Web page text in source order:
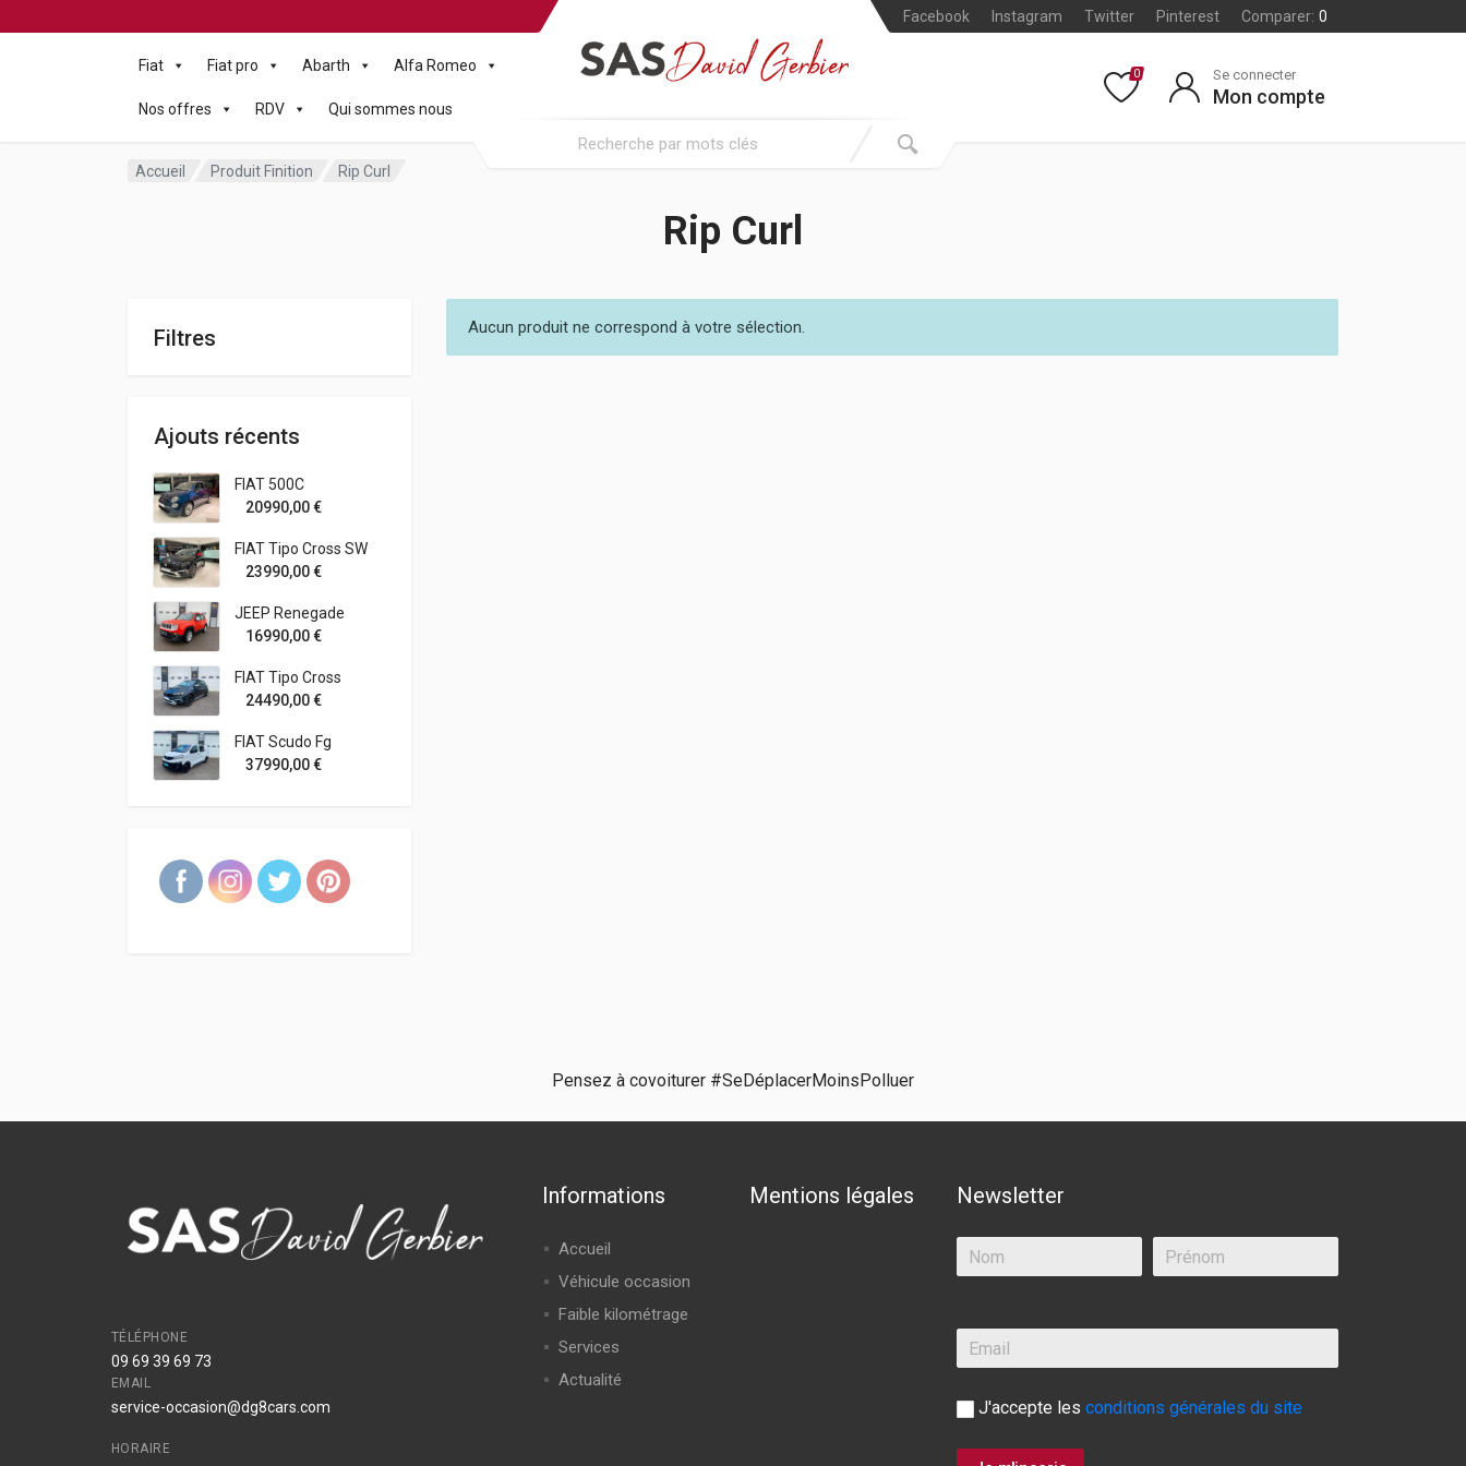
Facebook Instagram Twitter Pinterest Comparer: 0
Fiat Fiat pro Abarth Alfa Romeo
Nos offres RDV Qui sommes nous
0 Se connecter
Mon compte
Accueil Produit Finition Rip Curl
Rip Curl
Filtres
Ajouts récents
FIAT 500C
20990,00€
FIAT Tipo Cross SW
23990,00€
JEEP Renegade
16990,00€
FIAT Tipo Cross
24490,00€
FIAT Scudo Fg
37990,00€
Aucun produit ne correspond à votre sélection.
Pensez à covoiturer #SeDéplacerMoinsPolluer
TÉLÉPHONE
09 69 39 69 73
EMAIL
service-occasion@dg8cars.com
HORAIRE
Informations
Accueil
Véhicule occasion
Faible kilométrage
Services
Actualité
Mentions légales Newsletter
J'accepte les conditions générales du site